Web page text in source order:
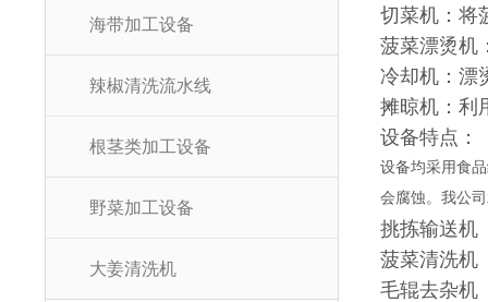
海带加工设备
辣椒清洗流水线
根茎类加工设备
野菜加工设备
大姜清洗机
切菜机：将
菠菜漂烫机
冷却机：漂
摊晾机：利
设备特点：
设备均采用食
会腐蚀。我公
挑拣输送机
菠菜清洗机
毛辊去杂机